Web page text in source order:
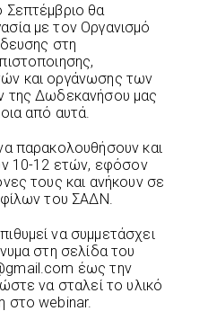
θα
με τον Οργανισμό
στη
και οργάνωσης των
της Δωδεκανήσου μας
από αυτά.
παρακολουθήσουν και
10-12 ετών, εφόσον
τους και ανήκουν σε
του ΣΑΔΝ.
να συμμετάσχει
στη σελίδα του
έως την
να σταλεί το υλικό
στο webinar.